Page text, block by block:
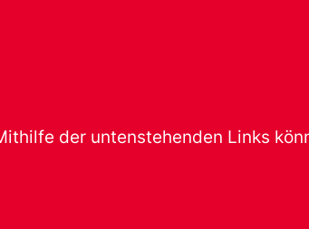
der untenstehenden Links